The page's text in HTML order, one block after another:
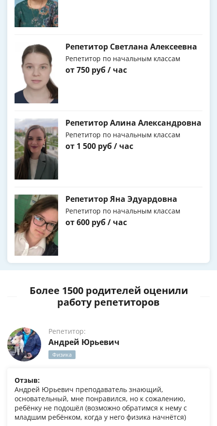
Репетитор Светлана Алексеевна
Репетитор по начальным классам
от 750 руб / час
Репетитор Алина Александровна
Репетитор по начальным классам
от 1 500 руб / час
Репетитор Яна Эдуардовна
Репетитор по начальным классам
от 600 руб / час
Более 1500 родителей оценили
работу репетиторов
Репетитор:
Андрей Юрьевич
Физика
Отзыв:
Андрей Юрьевич преподаватель знающий,
основательный, мне понравился, но к сожалению,
ребёнку не подошёл (возможно обратимся к нему с
младшим ребёнком, когда у него физика начнётся)